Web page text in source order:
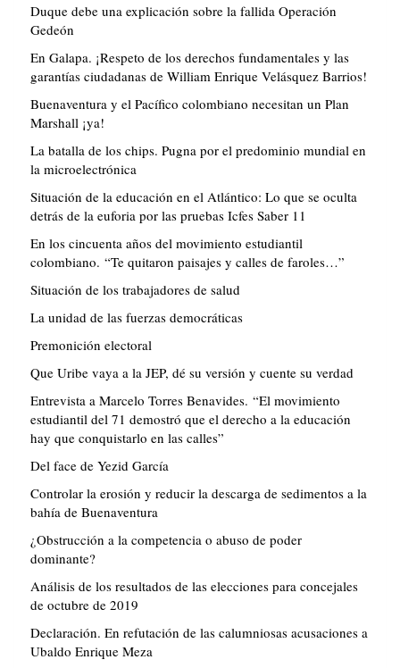
Duque debe una explicación sobre la fallida Operación
Gedeón
En Galapa. ¡Respeto de los derechos fundamentales y las
garantías ciudadanas de William Enrique Velásquez Barrios!
Buenaventura y el Pacífico colombiano necesitan un Plan
Marshall ¡ya!
La batalla de los chips. Pugna por el predominio mundial en
la microelectrónica
Situación de la educación en el Atlántico: Lo que se oculta
detrás de la euforia por las pruebas Icfes Saber 11
En los cincuenta años del movimiento estudiantil
colombiano. “Te quitaron paisajes y calles de faroles…”
Situación de los trabajadores de salud
La unidad de las fuerzas democráticas
Premonición electoral
Que Uribe vaya a la JEP, dé su versión y cuente su verdad
Entrevista a Marcelo Torres Benavides. “El movimiento
estudiantil del 71 demostró que el derecho a la educación
hay que conquistarlo en las calles”
Del face de Yezid García
Controlar la erosión y reducir la descarga de sedimentos a la
bahía de Buenaventura
¿Obstrucción a la competencia o abuso de poder
dominante?
Análisis de los resultados de las elecciones para concejales
de octubre de 2019
Declaración. En refutación de las calumniosas acusaciones a
Ubaldo Enrique Meza